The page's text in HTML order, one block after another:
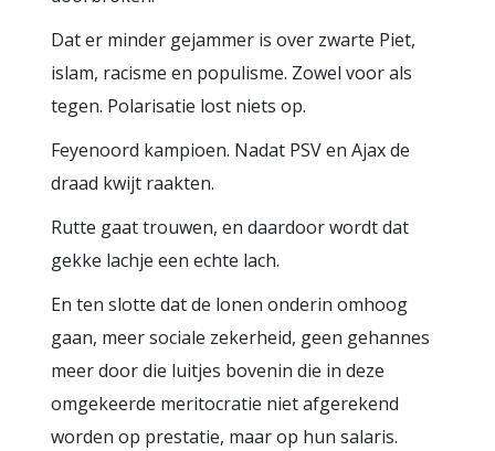
Dat er minder gejammer is over zwarte Piet,
islam, racisme en populisme. Zowel voor als
tegen. Polarisatie lost niets op.
Feyenoord kampioen. Nadat PSV en Ajax de
draad kwijt raakten.
Rutte gaat trouwen, en daardoor wordt dat
gekke lachje een echte lach.
En ten slotte dat de lonen onderin omhoog
gaan, meer sociale zekerheid, geen gehannes
meer door die luitjes bovenin die in deze
omgekeerde meritocratie niet afgerekend
worden op prestatie, maar op hun salaris.